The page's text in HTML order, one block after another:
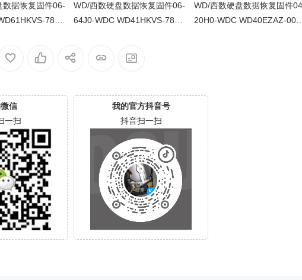
数据恢复固件06-
78AU
2700
WD/西数硬盘数据恢复固件06-
64J0-WDC WD41HKVS-78AU
WD/西数硬盘数据恢复固件
20H0-WDC WD40EZAZ-
信
一扫
我的官方抖音号
抖音扫一扫